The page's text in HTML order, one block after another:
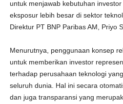
untuk menjawab kebutuhan
eksposur lebih besar di sektor
Direktur PT BNP Paribas AM, Priyo
Menurutnya, penggunaan konsep
untuk memberikan investor
terhadap perusahaan teknologi
seluruh dunia. Hal ini secara
dan juga transparansi yang